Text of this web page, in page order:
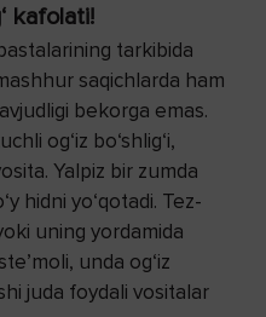
kafolati!
tarkibida
saqichlarda ham
bekorga emas.
og‘iz bo‘shlig‘i,
Yalpiz bir zumda
hidni yo‘qotadi. Tez-
uning yordamida
unda og‘iz
juda foydali vositalar